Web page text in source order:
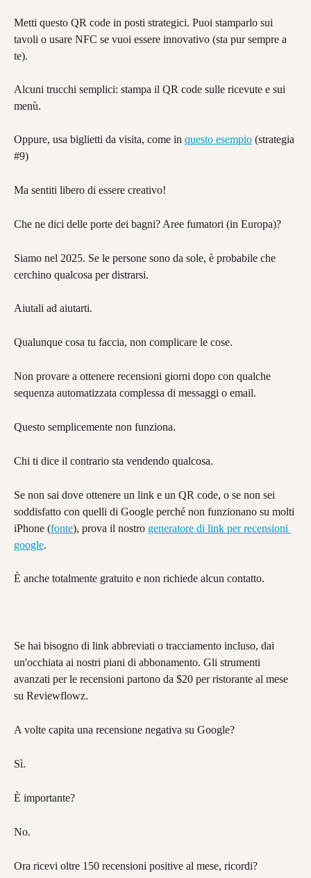
Metti questo QR code in posti strategici. Puoi stamparlo sui
tavoli o usare NFC se vuoi essere innovativo (sta pur sempre a
te).
Alcuni trucchi semplici: stampa il QR code sulle ricevute e sui
menù.
Oppure, usa biglietti da visita, come in questo esempio (strategia
#9)
Ma sentiti libero di essere creativo!
Che ne dici delle porte dei bagni? Aree fumatori (in Europa)?
Siamo nel 2025. Se le persone sono da sole, è probabile che
cerchino qualcosa per distrarsi.
Aiutali ad aiutarti.
Qualunque cosa tu faccia, non complicare le cose.
Non provare a ottenere recensioni giorni dopo con qualche
sequenza automatizzata complessa di messaggi o email.
Questo semplicemente non funziona.
Chi ti dice il contrario sta vendendo qualcosa.
Se non sai dove ottenere un link e un QR code, o se non sei
soddisfatto con quelli di Google perché non funzionano su molti
iPhone (fonte), prova il nostro generatore di link per recensioni
google.
È anche totalmente gratuito e non richiede alcun contatto.
Se hai bisogno di link abbreviati o tracciamento incluso, dai
un'occhiata ai nostri piani di abbonamento. Gli strumenti
avanzati per le recensioni partono da $20 per ristorante al mese
su Reviewflowz.
A volte capita una recensione negativa su Google?
Sì.
È importante?
No.
Ora ricevi oltre 150 recensioni positive al mese, ricordi?